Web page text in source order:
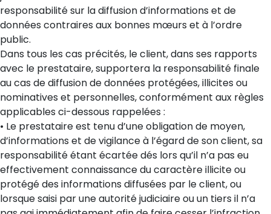
responsabilité sur la diffusion d’informations et de
données contraires aux bonnes mœurs et à l’ordre
public.
Dans tous les cas précités, le client, dans ses rapports
avec le prestataire, supportera la responsabilité finale
au cas de diffusion de données protégées, illicites ou
nominatives et personnelles, conformément aux règles
applicables ci-dessous rappelées :
• Le prestataire est tenu d’une obligation de moyen,
d’informations et de vigilance à l’égard de son client, sa
responsabilité étant écartée dés lors qu’il n’a pas eu
effectivement connaissance du caractère illicite ou
protégé des informations diffusées par le client, ou
lorsque saisi par une autorité judiciaire ou un tiers il n’a